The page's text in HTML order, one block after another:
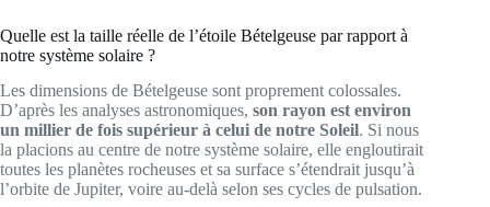
Quelle est la taille réelle de l’étoile Bételgeuse par rapport à
notre système solaire ?
Les dimensions de Bételgeuse sont proprement colossales.
D’après les analyses astronomiques, son rayon est environ
un millier de fois supérieur à celui de notre Soleil. Si nous
la placions au centre de notre système solaire, elle engloutirait
toutes les planètes rocheuses et sa surface s’étendrait jusqu’à
l’orbite de Jupiter, voire au-delà selon ses cycles de pulsation.